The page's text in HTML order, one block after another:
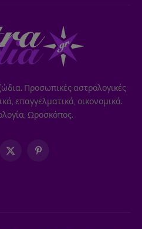
Προσωπικές αστρολογικές
επαγγελματικά, οικονομικά.
Ωροσκόπος.
X
Pinterest